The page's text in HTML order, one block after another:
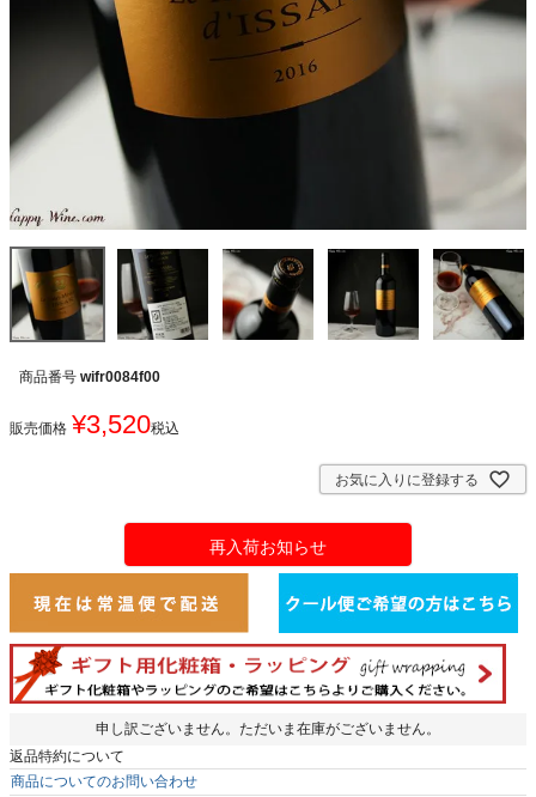
商品番号 wifr0084f00
販売価格 ¥3,520税込
お気に入りに登録する
再入荷お知らせ
申し訳ございません。ただいま在庫がございません。
返品特約について
商品についてのお問い合わせ